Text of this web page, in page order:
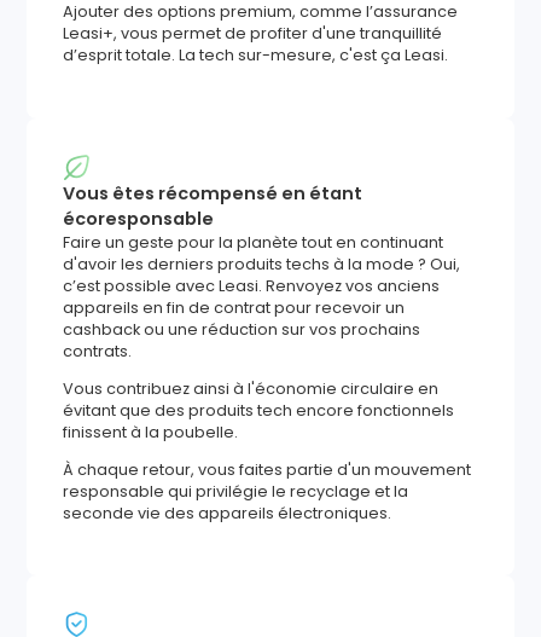
Ajouter des options premium, comme l’assurance
Leasi+, vous permet de profiter d'une tranquillité
d’esprit totale. La tech sur-mesure, c'est ça Leasi.
Vous êtes récompensé en étant
écoresponsable
Faire un geste pour la planète tout en continuant
d'avoir les derniers produits techs à la mode ? Oui,
c’est possible avec Leasi. Renvoyez vos anciens
appareils en fin de contrat pour recevoir un
cashback ou une réduction sur vos prochains
contrats.
Vous contribuez ainsi à l'économie circulaire en
évitant que des produits tech encore fonctionnels
finissent à la poubelle.
À chaque retour, vous faites partie d'un mouvement
responsable qui privilégie le recyclage et la
seconde vie des appareils électroniques.